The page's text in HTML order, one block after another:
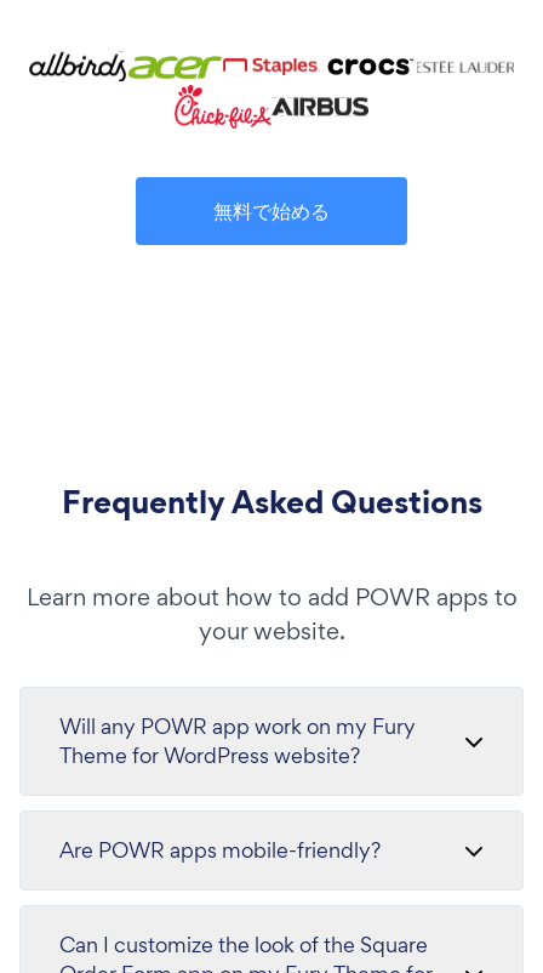
無料で始める
Frequently Asked Questions
Learn more about how to add POWR apps to
your website.
Will any POWR app work on my Fury
Theme for WordPress website?
Are POWR apps mobile-friendly?
Can I customize the look of the Square